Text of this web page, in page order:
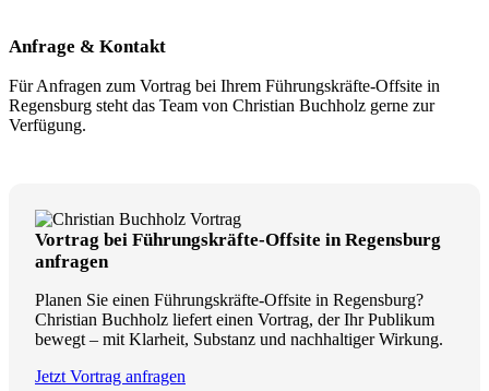
Anfrage & Kontakt
Für Anfragen zum Vortrag bei Ihrem Führungskräfte-Offsite in
Regensburg steht das Team von Christian Buchholz gerne zur
Verfügung.
Vortrag bei Führungskräfte-Offsite in Regensburg
anfragen
Planen Sie einen Führungskräfte-Offsite in Regensburg?
Christian Buchholz liefert einen Vortrag, der Ihr Publikum
bewegt – mit Klarheit, Substanz und nachhaltiger Wirkung.
Jetzt Vortrag anfragen